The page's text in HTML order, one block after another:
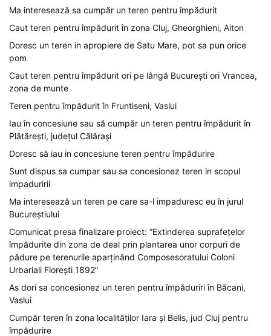
Ma interesează sa cumpăr un teren pentru împădurit
Caut teren pentru împădurit în zona Cluj, Gheorghieni, Aiton
Doresc un teren in apropiere de Satu Mare, pot sa pun orice
pom
Caut teren pentru împădurit ori pe lângă București ori Vrancea,
zona de munte
Teren pentru împădurit în Fruntiseni, Vaslui
Iau în concesiune sau să cumpăr un teren pentru împădurit în
Plătărești, județul Călărași
Doresc să iau in concesiune teren pentru împădurire
Sunt dispus sa cumpar sau sa concesionez teren in scopul
impaduririi
Ma interesează un teren pe care sa-l impaduresc eu în jurul
Bucureștiului
Comunicat presa finalizare proiect: ”Extinderea suprafețelor
împădurite din zona de deal prin plantarea unor corpuri de
pădure pe terenurile aparținând Composesoratului Coloni
Urbariali Florești 1892”
As dori sa concesionez un teren pentru împăduriri în Băcani,
Vaslui
Cumpăr teren în zona localităților Iara și Belis, jud Cluj pentru
împădurire